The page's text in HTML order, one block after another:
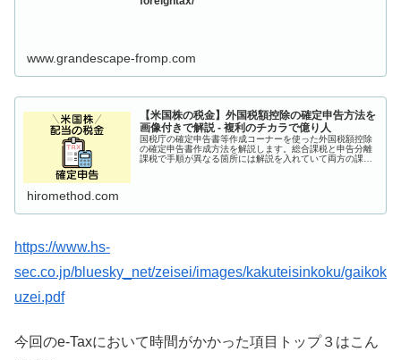
www.grandescape-fromp.com
【米国株の税金】外国税額控除の確定申告方法を
画像付きで解説 - 複利のチカラで億り人
国税庁の確定申告書等作成コーナーを使った外国税額控除
の確定申告書作成方法を解説します。総合課税と申告分離
課税で手順が異なる箇所には解説を入れていて両方の課税
hiromethod.com
https://www.hs-
sec.co.jp/bluesky_net/zeisei/images/kakuteisinkoku/gaikok
uzei.pdf
今回のe-Taxにおいて時間がかかった項目トップ３はこん